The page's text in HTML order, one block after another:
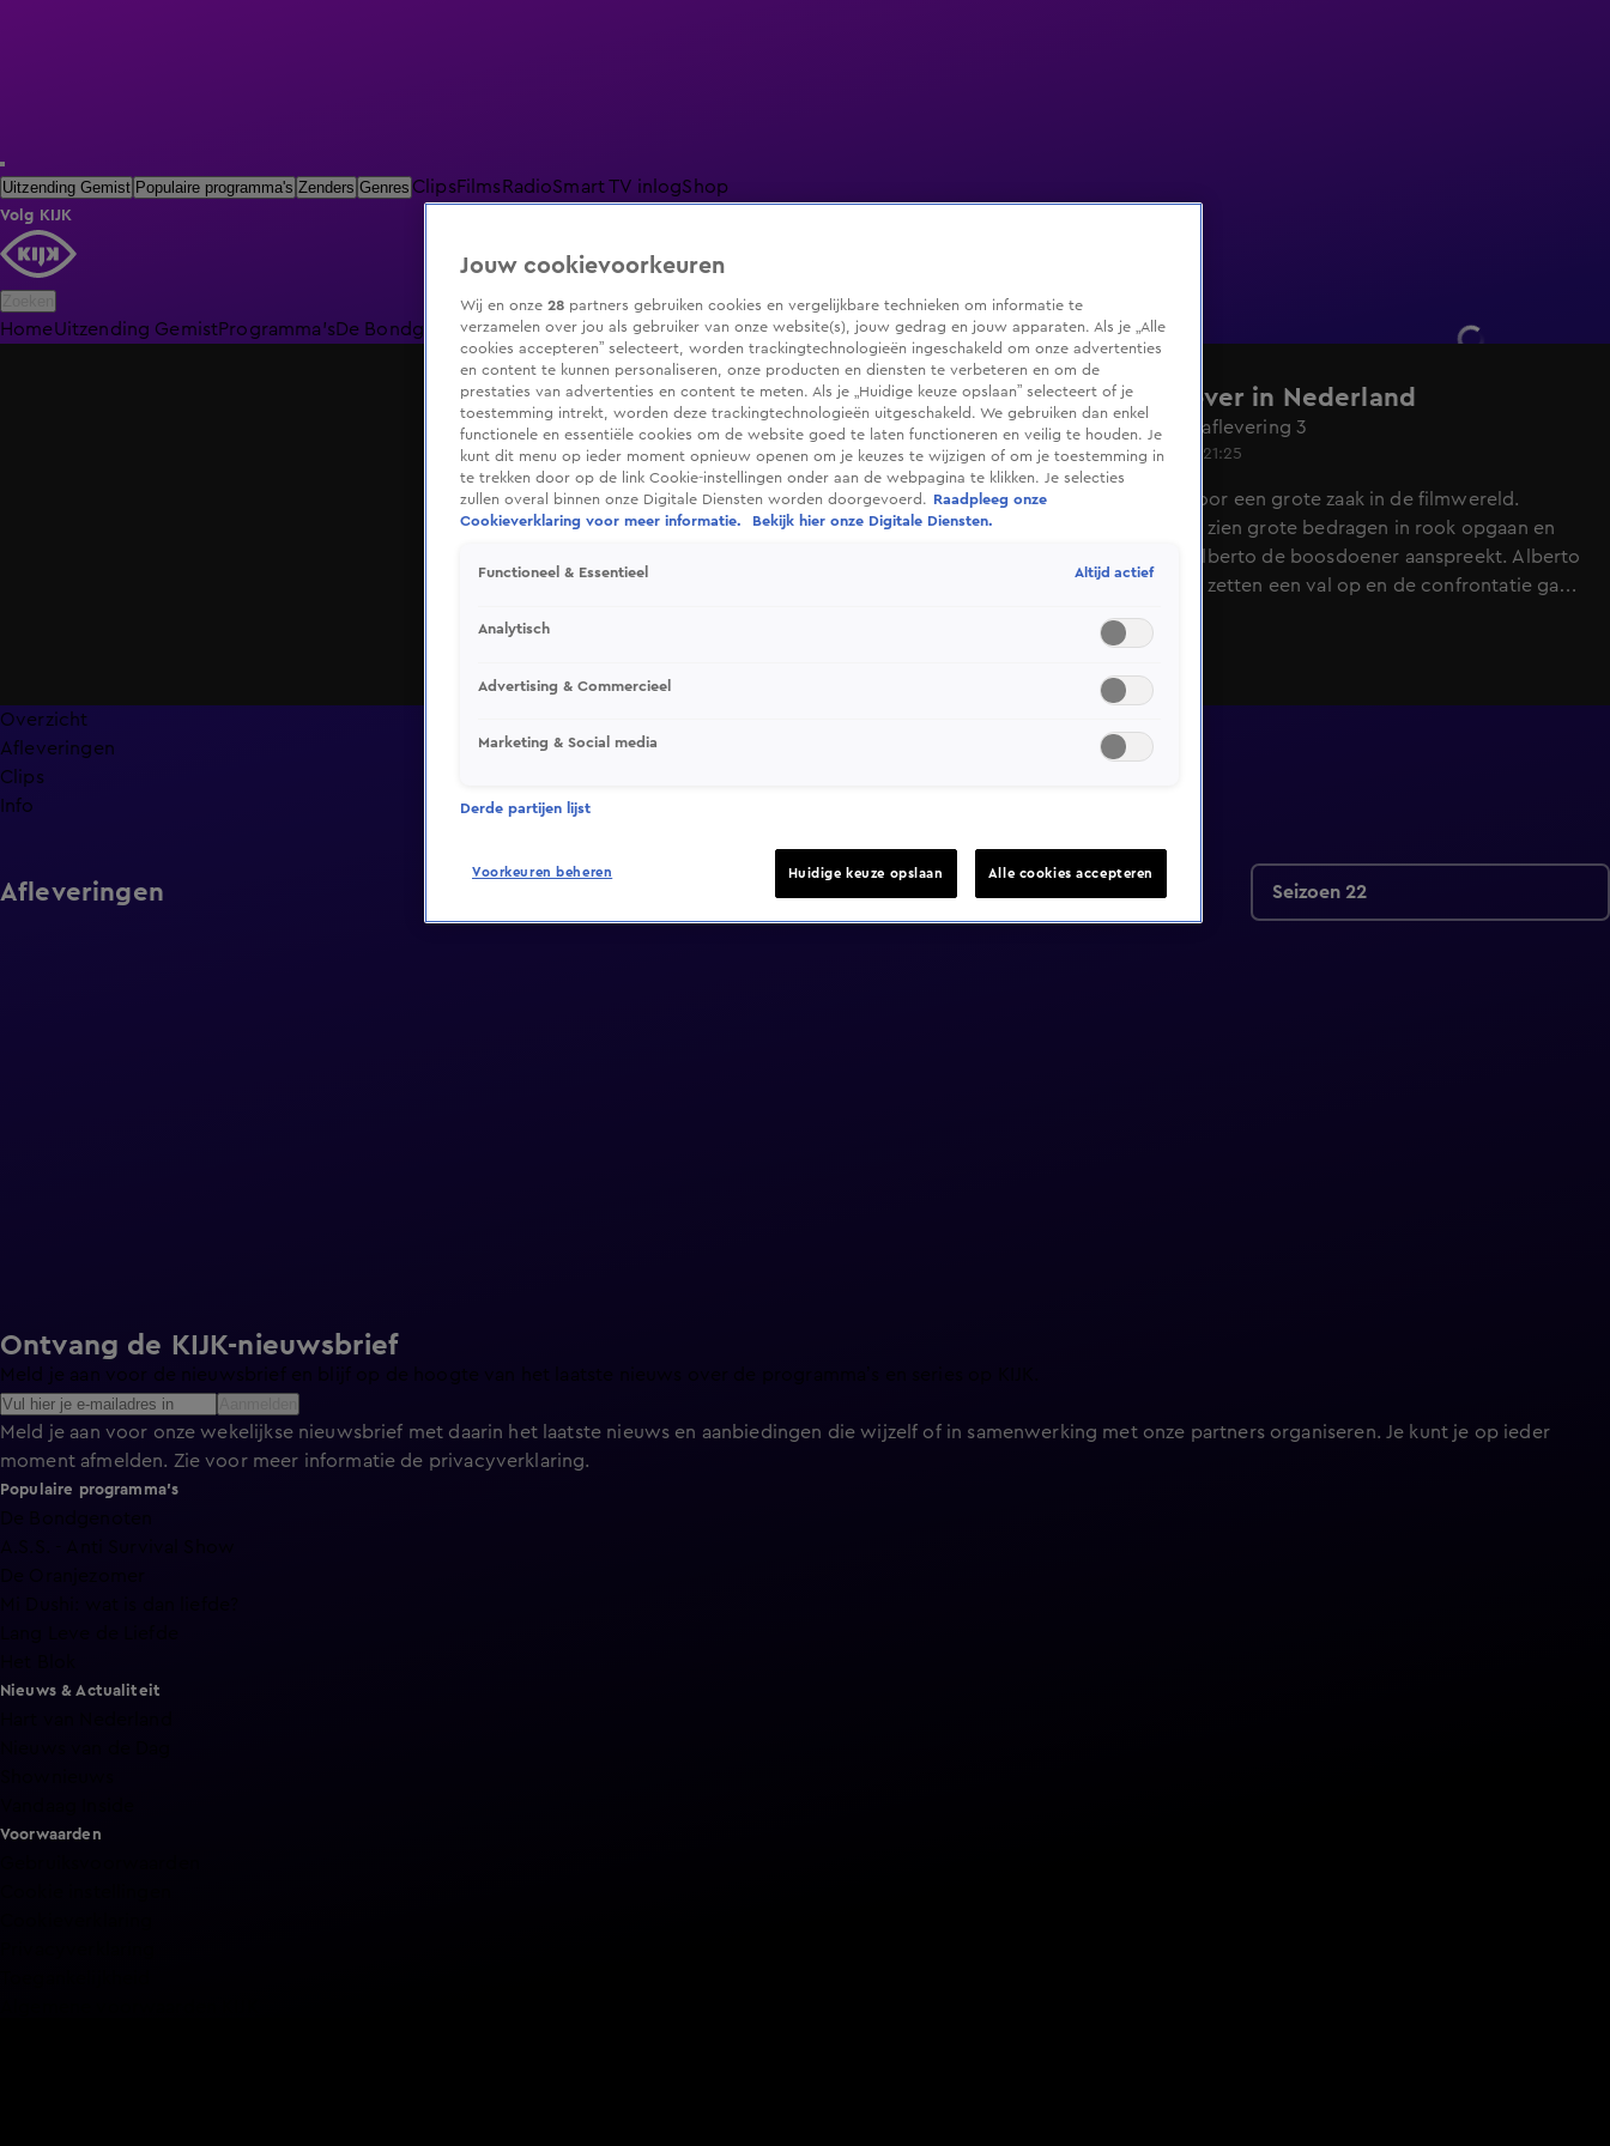
Uitzending Gemist Populaire programma's Zenders Genres ClipsFilms RadioSmart TV inlogShop
Volg KIJK
HomeUitzending GemistProgramma's De BondgenotenDe OranjezomerLivestreamsShop
Undercover in Nederland
Seizoen 22, aflevering 3
29 juni 2025, 21:25
Aandacht voor een grote zaak in de filmwereld.
Slachtoffers zien grote bedragen in rook opgaan en
willen dat Alberto de boosdoener aanspreekt. Alberto
en zijn team zetten een val op en de confrontatie gaat
er vervolgens heftig aan toe.
Overzicht
Afleveringen
Clips
Info
Afleveringen Seizoen 22
Ontvang de KIJK-nieuwsbrief
Meld je aan voor de nieuwsbrief en blijf op de hoogte van het laatste nieuws over de programma’s en series op KIJK.
Meld je aan voor onze wekelijkse nieuwsbrief met daarin het laatste nieuws en aanbiedingen die wijzelf of in samenwerking met onze partners organiseren. Je kunt je op ieder
moment afmelden. Zie voor meer informatie de privacyverklaring.
Populaire programma's
Nieuws & Actualiteit
Voorwaarden
Jouw cookievoorkeuren
Wij en onze 28 partners gebruiken cookies en vergelijkbare technieken om informatie te
verzamelen over jou als gebruiker van onze website(s), jouw gedrag en jouw apparaten. Als je „Alle
cookies accepteren” selecteert, worden trackingtechnologieën ingeschakeld om onze advertenties
en content te kunnen personaliseren, onze producten en diensten te verbeteren en om de
prestaties van advertenties en content te meten. Als je „Huidige keuze opslaan” selecteert of je
toestemming intrekt, worden deze trackingtechnologieën uitgeschakeld. We gebruiken dan enkel
functionele en essentiële cookies om de website goed te laten functioneren en veilig te houden. Je
kunt dit menu op ieder moment opnieuw openen om je keuzes te wijzigen of om je toestemming in
te trekken door op de link Cookie-instellingen onder aan de webpagina te klikken. Je selecties
zullen overal binnen onze Digitale Diensten worden doorgevoerd.
Raadpleeg onze
Cookieverklaring voor meer informatie.
Bekijk hier onze Digitale Diensten.
Functioneel & Essentieel Altijd actief
Analytisch
Advertising & Commercieel
Marketing & Social media
Derde partijen lijst
Voorkeuren beheren Huidige keuze opslaan Alle cookies accepteren